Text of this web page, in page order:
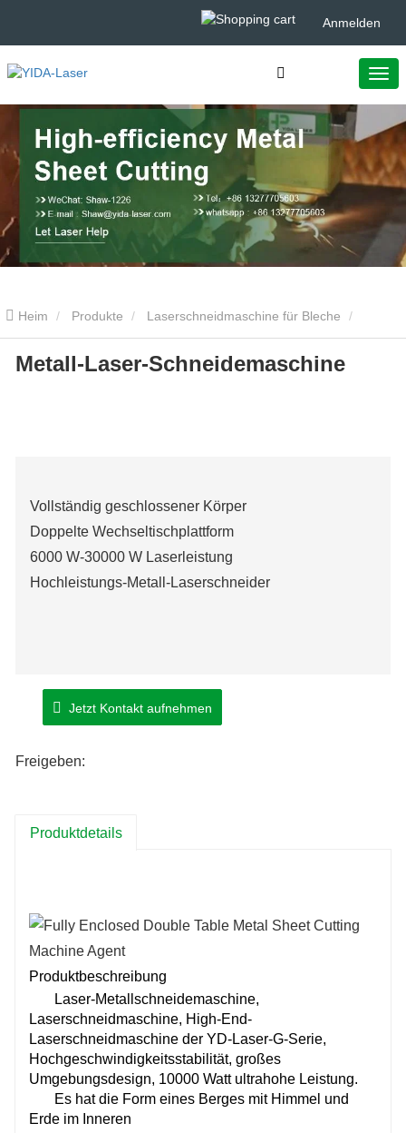
Anmelden
Heim Produkte Laserschneidmaschine für Bleche
Metall-Laser-Schneidemaschine
Metall-Laser-Schneidemaschine
Vollständig geschlossener Körper
Doppelte Wechseltischplattform
6000 W-30000 W Laserleistung
Hochleistungs-Metall-Laserschneider
Jetzt Kontakt aufnehmen
Freigeben:
Produktdetails
Produktbeschreibung
Laser-Metallschneidemaschine,
Laserschneidmaschine, High-End-
Laserschneidmaschine der YD-Laser-G-Serie,
Hochgeschwindigkeitsstabilität, großes
Umgebungsdesign, 10000 Watt ultrahohe Leistung.
Es hat die Form eines Berges mit Himmel und
Erde im Inneren